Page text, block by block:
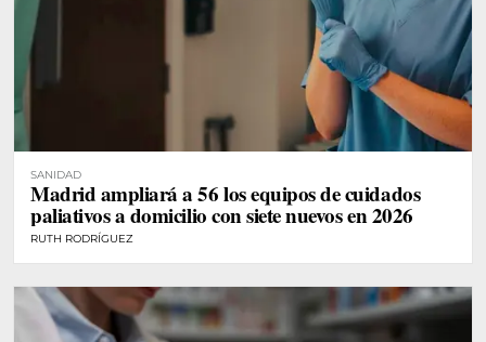
SANIDAD
Madrid ampliará a 56 los equipos de cuidados
paliativos a domicilio con siete nuevos en 2026
RUTH RODRÍGUEZ